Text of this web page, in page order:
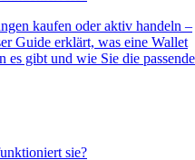
kaufen oder aktiv handeln –
Guide erklärt, was eine Wallet
gibt und wie Sie die passende
sie?